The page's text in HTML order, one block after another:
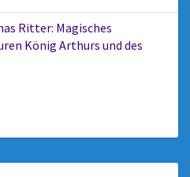
Ritter: Magisches
König Arthurs und des